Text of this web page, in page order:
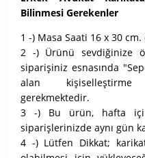
Bilinmesi Gerekenler
1 -) Masa Saati 16 x 30
2 -) Ürünü sevdiğinize
siparişiniz esnasında
alan kişiselleştirme
gerekmektedir.
3 -) Bu ürün, hafta içi
siparişlerinizde aynı gün
4 -) Lütfen Dikkat;